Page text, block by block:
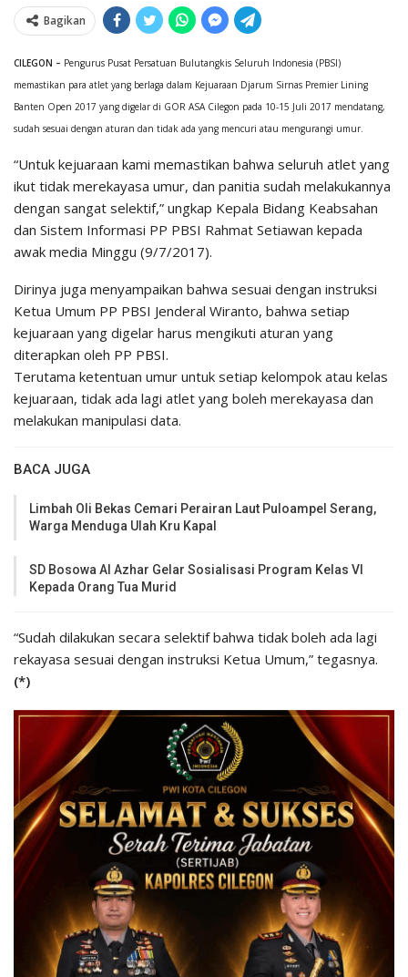
Bagikan
CILEGON – Pengurus Pusat Persatuan Bulutangkis Seluruh Indonesia (PBSI)
memastikan para atlet yang berlaga dalam Kejuaraan Djarum Sirnas Premier Lining
Banten Open 2017 yang digelar di GOR ASA Cilegon pada 10-15 Juli 2017 mendatang,
sudah sesuai dengan aturan dan tidak ada yang mencuri atau mengurangi umur.
“Untuk kejuaraan kami memastikan bahwa seluruh atlet yang
ikut tidak merekayasa umur, dan panitia sudah melakukannya
dengan sangat selektif,” ungkap Kepala Bidang Keabsahan
dan Sistem Informasi PP PBSI Rahmat Setiawan kepada
awak media Minggu (9/7/2017).
Dirinya juga menyampaikan bahwa sesuai dengan instruksi
Ketua Umum PP PBSI Jenderal Wiranto, bahwa setiap
kejuaraan yang digelar harus mengikuti aturan yang
diterapkan oleh PP PBSI.
Terutama ketentuan umur untuk setiap kelompok atau kelas
kejuaraan, tidak ada lagi atlet yang boleh merekayasa dan
melakukan manipulasi data.
BACA JUGA
Limbah Oli Bekas Cemari Perairan Laut Puloampel Serang,
Warga Menduga Ulah Kru Kapal
SD Bosowa Al Azhar Gelar Sosialisasi Program Kelas VI
Kepada Orang Tua Murid
“Sudah dilakukan secara selektif bahwa tidak boleh ada lagi
rekayasa sesuai dengan instruksi Ketua Umum,” tegasnya.
(*)